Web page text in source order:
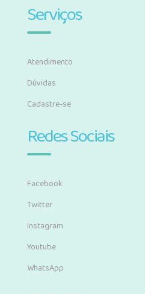
Serviços
Atendimento
Dúvidas
Cadastre-se
Redes Sociais
Facebook
Twitter
Instagram
Youtube
WhatsApp